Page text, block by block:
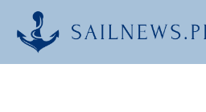
Przejdź
treści